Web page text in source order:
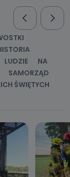
LUDZIE
NA
SAMORZĄD
ŚWIĘTYCH